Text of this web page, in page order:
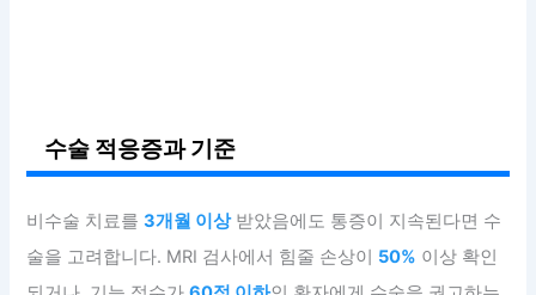
수술 적응증과 기준
비수술 치료를3개월 이상받았음에도 통증이 지속된다면 수
술을 고려합니다. MRI 검사에서 힘줄 손상이 50% 이상 확인